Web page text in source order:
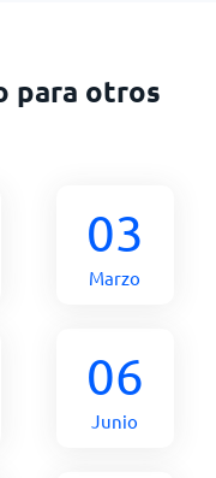
para otros
03
Marzo
06
Junio